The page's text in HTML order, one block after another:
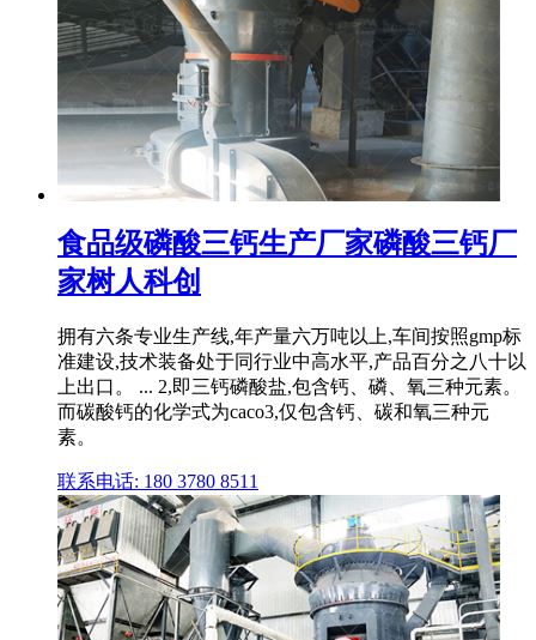
食品级磷酸三钙生产厂家磷酸三钙厂
家树人科创
拥有六条专业生产线,年产量六万吨以上,车间按照gmp标
准建设,技术装备处于同行业中高水平,产品百分之八十以
上出口。 ... 2,即三钙磷酸盐,包含钙、磷、氧三种元素。
而碳酸钙的化学式为caco3,仅包含钙、碳和氧三种元
素。
联系电话: 180 3780 8511